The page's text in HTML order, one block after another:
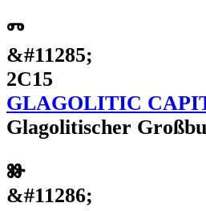
Ⱅ
&#11285;
2C15
GLAGOLITIC
Glagolitischer
Ⱆ
&#11286;